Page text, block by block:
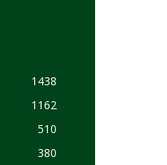
1438
1162
510
380